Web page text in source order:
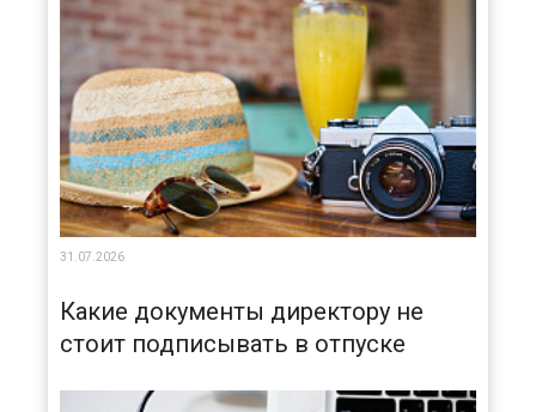
31.07.2026
Какие документы директору не
стоит подписывать в отпуске